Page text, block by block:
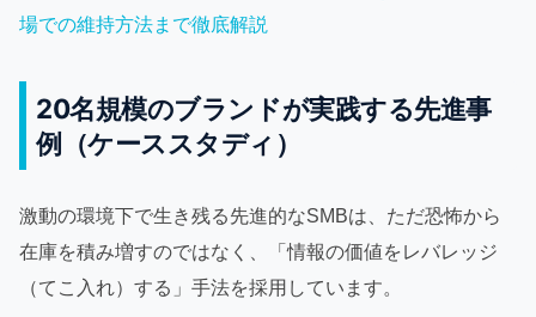
場での維持方法まで徹底解説
20名規模のブランドが実践する先進事
例（ケーススタディ）
激動の環境下で生き残る先進的なSMBは、ただ恐怖から
在庫を積み増すのではなく、「情報の価値をレバレッジ
（てこ入れ）する」手法を採用しています。